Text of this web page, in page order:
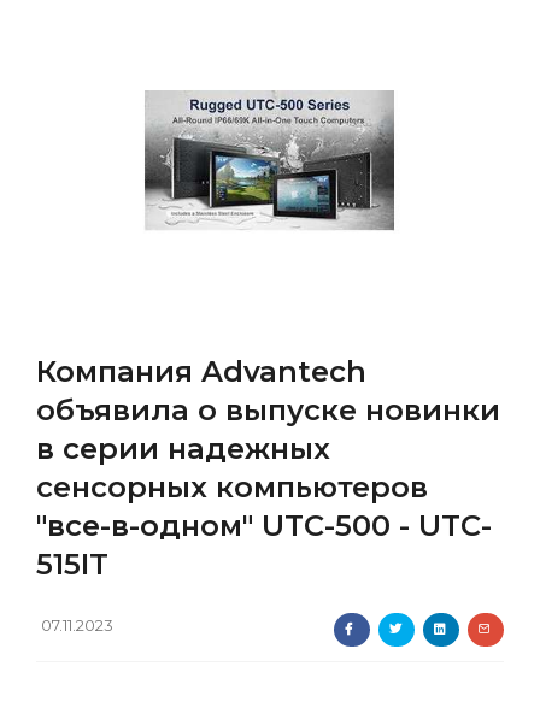
Компания Advantech
объявила о выпуске новинки
в серии надежных
сенсорных компьютеров
"все-в-одном" UTC-500 - UTC-
515IT
07.11.2023